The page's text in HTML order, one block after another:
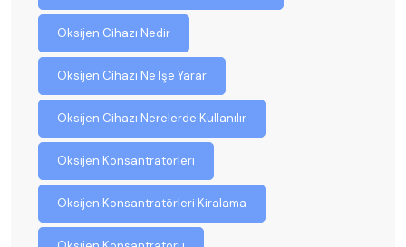
Oksijen Cihazı Nedir
Oksijen Cihazı Ne Işe Yarar
Oksijen Cihazı Nerelerde Kullanılır
Oksijen Konsantratörleri
Oksijen Konsantratörleri Kiralama